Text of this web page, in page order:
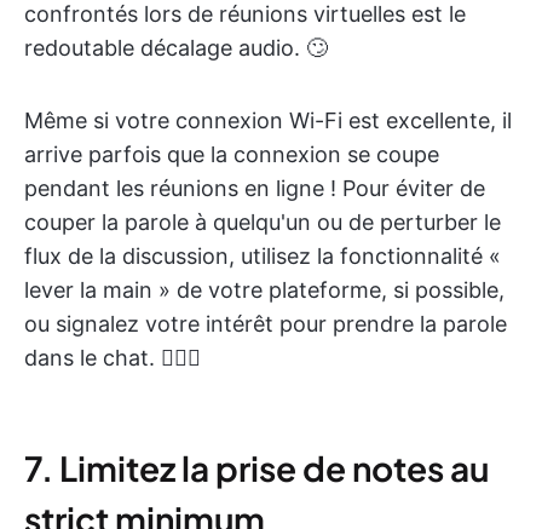
confrontés lors de réunions virtuelles est le
redoutable décalage audio. 🙄
Même si votre connexion Wi-Fi est excellente, il
arrive parfois que la connexion se coupe
pendant les réunions en ligne ! Pour éviter de
couper la parole à quelqu'un ou de perturber le
flux de la discussion, utilisez la fonctionnalité «
lever la main » de votre plateforme, si possible,
ou signalez votre intérêt pour prendre la parole
dans le chat. 🙋🏼‍♀️
7. Limitez la prise de notes au
strict minimum